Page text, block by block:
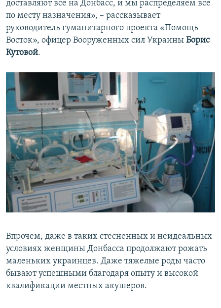
доставляют все на Донбасс, и мы распределяем все
по месту назначения», – рассказывает
руководитель гуманитарного проекта «Помощь
Восток», офицер Вооруженных сил Украины Борис
Кутовой.
Впрочем, даже в таких стесненных и неидеальных
условиях женщины Донбасса продолжают рожать
маленьких украинцев. Даже тяжелые роды часто
бывают успешными благодаря опыту и высокой
квалификации местных акушеров.